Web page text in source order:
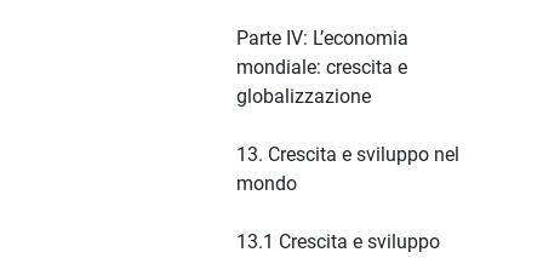
Parte IV: L’economia
mondiale: crescita e
globalizzazione
13. Crescita e sviluppo nel
mondo
13.1 Crescita e sviluppo